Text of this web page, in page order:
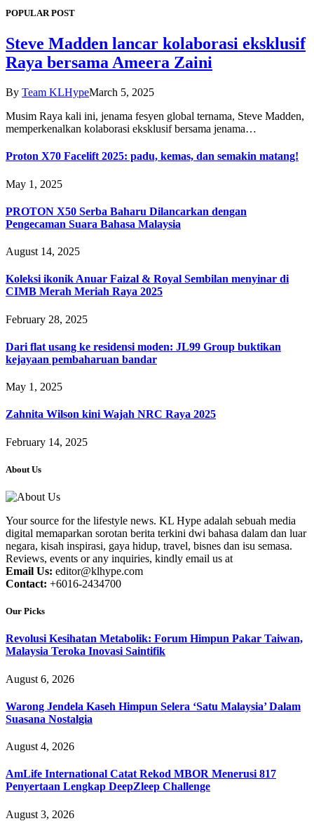
POPULAR POST
Steve Madden lancar kolaborasi eksklusif
Raya bersama Ameera Zaini
By Team KLHypeMarch 5, 2025
Musim Raya kali ini, jenama fesyen global ternama, Steve Madden,
memperkenalkan kolaborasi eksklusif bersama jenama…
Proton X70 Facelift 2025: padu, kemas, dan semakin matang!
May 1, 2025
PROTON X50 Serba Baharu Dilancarkan dengan
Pengecaman Suara Bahasa Malaysia
August 14, 2025
Koleksi ikonik Anuar Faizal & Royal Sembilan menyinar di
CIMB Merah Meriah Raya 2025
February 28, 2025
Dari flat usang ke residensi moden: JL99 Group buktikan
kejayaan pembaharuan bandar
May 1, 2025
Zahnita Wilson kini Wajah NRC Raya 2025
February 14, 2025
About Us
Your source for the lifestyle news. KL Hype adalah sebuah media
digital memaparkan sorotan berita terkini dwi bahasa dalam dan luar
negara, kisah inspirasi, gaya hidup, travel, bisnes dan isu semasa.
Reviews, events or any inquiries, kindly email us at
Email Us: editor@klhype.com
Contact: +6016-2434700
Our Picks
Revolusi Kesihatan Metabolik: Forum Himpun Pakar Taiwan,
Malaysia Teroka Inovasi Saintifik
August 6, 2026
Warong Jendela Kaseh Himpun Selera ‘Satu Malaysia’ Dalam
Suasana Nostalgia
August 4, 2026
AmLife International Catat Rekod MBOR Menerusi 817
Penyertaan Lengkap DeepZleep Challenge
August 3, 2026